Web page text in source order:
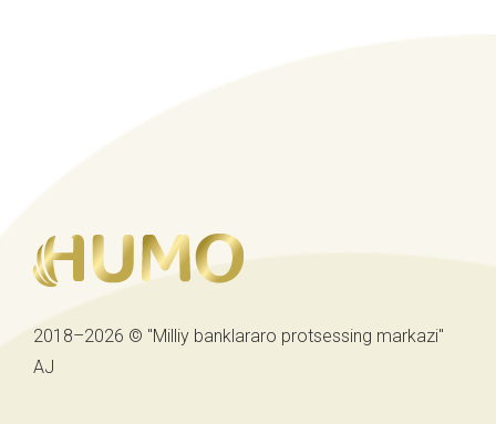
2018–2026 © "Milliy banklararo protsessing markazi"
AJ